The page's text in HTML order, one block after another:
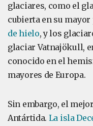
glaciares, como el
cubierta en su
de hielo, y los
glaciar Vatnajökull,
conocido en el
mayores de Europa.
Sin embargo, el
Antártida. La isla